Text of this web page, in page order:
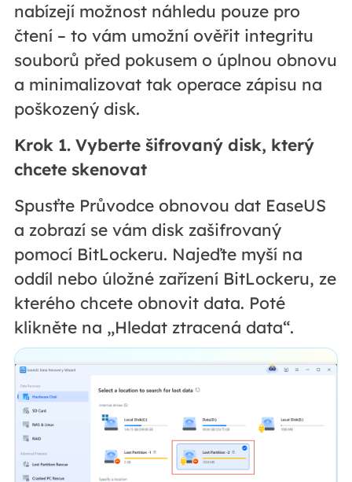
nabízejí možnost náhledu pouze pro
čtení – to vám umožní ověřit integritu
souborů před pokusem o úplnou obnovu
a minimalizovat tak operace zápisu na
poškozený disk.
Krok 1. Vyberte šifrovaný disk, který
chcete skenovat
Spusťte Průvodce obnovou dat EaseUS
a zobrazí se vám disk zašifrovaný
pomocí BitLockeru. Najeďte myší na
oddíl nebo úložné zařízení BitLockeru, ze
kterého chcete obnovit data. Poté
klikněte na „Hledat ztracená data“.